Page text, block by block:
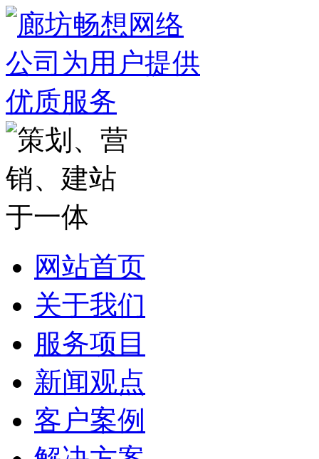
网站首页
关于我们
服务项目
新闻观点
客户案例